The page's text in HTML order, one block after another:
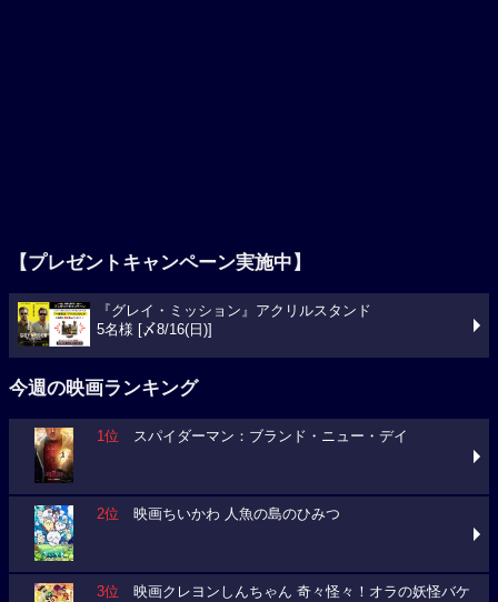
【プレゼントキャンペーン実施中】
『グレイ・ミッション』アクリルスタンド
5名様 [〆8/16(日)]
今週の映画ランキング
1位 スパイダーマン：ブランド・ニュー・デイ
2位 映画ちいかわ 人魚の島のひみつ
3位 映画クレヨンしんちゃん 奇々怪々！オラの妖怪バケ